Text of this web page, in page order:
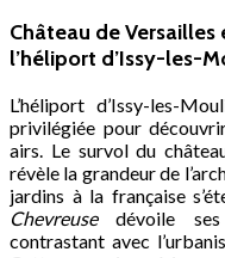
Château de
l’héliport d’Issy-les-
L’héliport d’Issy-les-
privilégiée pour
airs. Le survol du
révèle la grandeur de
jardins à la française
Chevreusedévoile
contrastant avec